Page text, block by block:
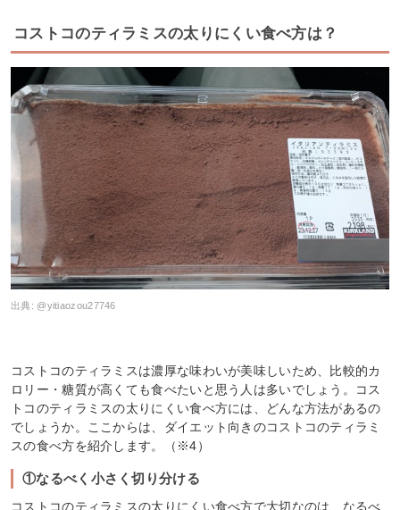
コストコのティラミスの太りにくい食べ方は？
出典: @yitiaozou27746
コストコのティラミスは濃厚な味わいが美味しいため、比較的カ
ロリー・糖質が高くても食べたいと思う人は多いでしょう。コス
トコのティラミスの太りにくい食べ方には、どんな方法があるの
でしょうか。ここからは、ダイエット向きのコストコのティラミ
スの食べ方を紹介します。（※4）
①なるべく小さく切り分ける
コストコのティラミスの太りにくい食べ方で大切なのは、なるべ